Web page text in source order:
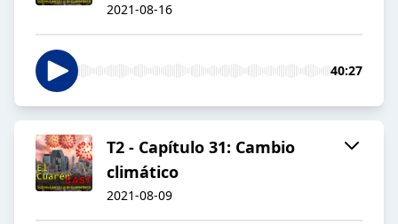
2021-08-16
40:27
T2 - Capítulo 31: Cambio
climático
2021-08-09